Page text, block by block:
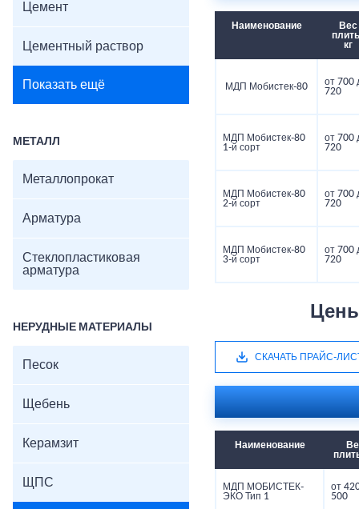
Цемент
Цементный раствор
Показать ещё
МЕТАЛЛ
Металлопрокат
Арматура
Стеклопластиковая
арматура
НЕРУДНЫЕ МАТЕРИАЛЫ
Песок
Щебень
Керамзит
ЩПС
Наименование
Вес
кг
МДП Мобистек-80
от 700
720
МДП Мобистек-80
1-й сорт
от 700
720
МДП Мобистек-80
2-й сорт
от 700
720
МДП Мобистек-80
3-й сорт
от 700
720
СКАЧАТЬ ПРАЙС-
Наименование
МДП МОБИСТЕК-
ЭКО Тип 1
от
500